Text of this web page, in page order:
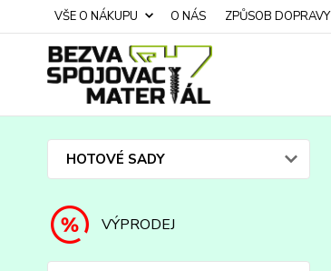
VŠE O NÁKUPU O NÁS ZPŮSOB DOPRAVY
HOTOVÉ SADY
VÝPRODEJ